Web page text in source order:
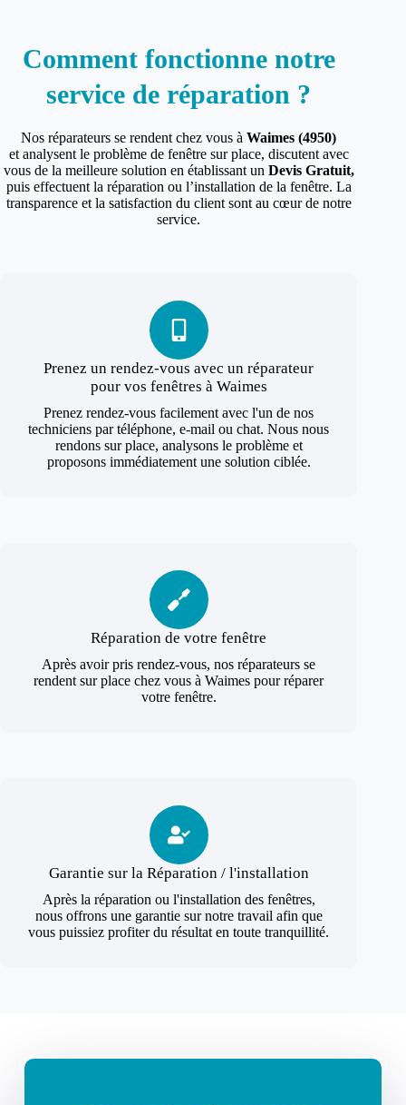
Comment fonctionne notre
service de réparation ?
Nos réparateurs se rendent chez vous àWaimes (4950)
et analysent le problème de fenêtre sur place, discutent avec
vous de la meilleure solution en établissant un Devis Gratuit,
puis effectuent la réparation ou l’installation de la fenêtre. La
transparence et la satisfaction du client sont au cœur de notre
service.
Prenez un rendez-vous avec un réparateur
pour vos fenêtres à Waimes
Prenez rendez-vous facilement avec l'un de nos
techniciens par téléphone, e-mail ou chat. Nous nous
rendons sur place, analysons le problème et
proposons immédiatement une solution ciblée.
Réparation de votre fenêtre
Après avoir pris rendez-vous, nos réparateurs se
rendent sur place chez vous à Waimes pour réparer
votre fenêtre.
Garantie sur la Réparation / l'installation
Après la réparation ou l'installation des fenêtres,
nous offrons une garantie sur notre travail afin que
vous puissiez profiter du résultat en toute tranquillité.